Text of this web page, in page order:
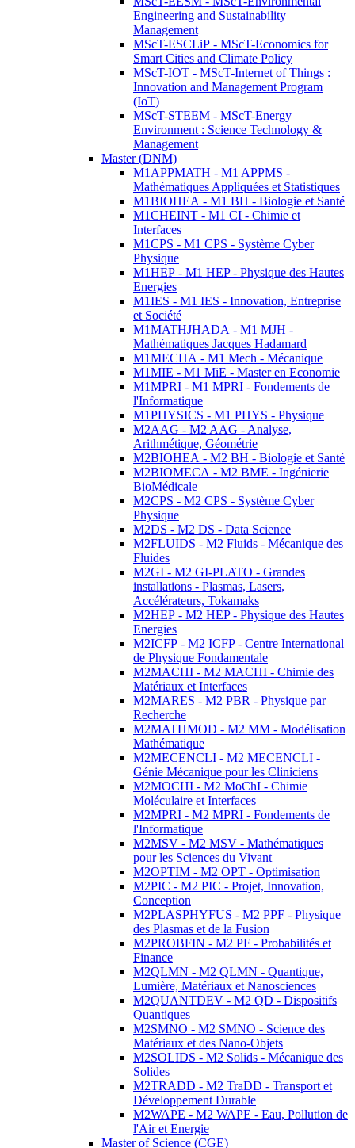
Engineering and Sustainability
Management
MScT-ESCLiP - MScT-Economics for
Smart Cities and Climate Policy
MScT-IOT - MScT-Internet of Things :
Innovation and Management Program
(IoT)
MScT-STEEM - MScT-Energy
Environment : Science Technology &
Management
Master (DNM)
M1APPMATH - M1 APPMS -
Mathématiques Appliquées et Statistiques
M1BIOHEA - M1 BH - Biologie et Santé
M1CHEINT - M1 CI - Chimie et
Interfaces
M1CPS - M1 CPS - Système Cyber
Physique
M1HEP - M1 HEP - Physique des Hautes
Energies
M1IES - M1 IES - Innovation, Entreprise
et Société
M1MATHJHADA - M1 MJH -
Mathématiques Jacques Hadamard
M1MECHA - M1 Mech - Mécanique
M1MIE - M1 MiE - Master en Economie
M1MPRI - M1 MPRI - Fondements de
l'Informatique
M1PHYSICS - M1 PHYS - Physique
M2AAG - M2 AAG - Analyse,
Arithmétique, Géométrie
M2BIOHEA - M2 BH - Biologie et Santé
M2BIOMECA - M2 BME - Ingénierie
BioMédicale
M2CPS - M2 CPS - Système Cyber
Physique
M2DS - M2 DS - Data Science
M2FLUIDS - M2 Fluids - Mécanique des
Fluides
M2GI - M2 GI-PLATO - Grandes
installations - Plasmas, Lasers,
Accélérateurs, Tokamaks
M2HEP - M2 HEP - Physique des Hautes
Energies
M2ICFP - M2 ICFP - Centre International
de Physique Fondamentale
M2MACHI - M2 MACHI - Chimie des
Matériaux et Interfaces
M2MARES - M2 PBR - Physique par
Recherche
M2MATHMOD - M2 MM - Modélisation
Mathématique
M2MECENCLI - M2 MECENCLI -
Génie Mécanique pour les Cliniciens
M2MOCHI - M2 MoChI - Chimie
Moléculaire et Interfaces
M2MPRI - M2 MPRI - Fondements de
l'Informatique
M2MSV - M2 MSV - Mathématiques
pour les Sciences du Vivant
M2OPTIM - M2 OPT - Optimisation
M2PIC - M2 PIC - Projet, Innovation,
Conception
M2PLASPHYFUS - M2 PPF - Physique
des Plasmas et de la Fusion
M2PROBFIN - M2 PF - Probabilités et
Finance
M2QLMN - M2 QLMN - Quantique,
Lumière, Matériaux et Nanosciences
M2QUANTDEV - M2 QD - Dispositifs
Quantiques
M2SMNO - M2 SMNO - Science des
Matériaux et des Nano-Objets
M2SOLIDS - M2 Solids - Mécanique des
Solides
M2TRADD - M2 TraDD - Transport et
Développement Durable
M2WAPE - M2 WAPE - Eau, Pollution de
l'Air et Energie
Master of Science (CGE)